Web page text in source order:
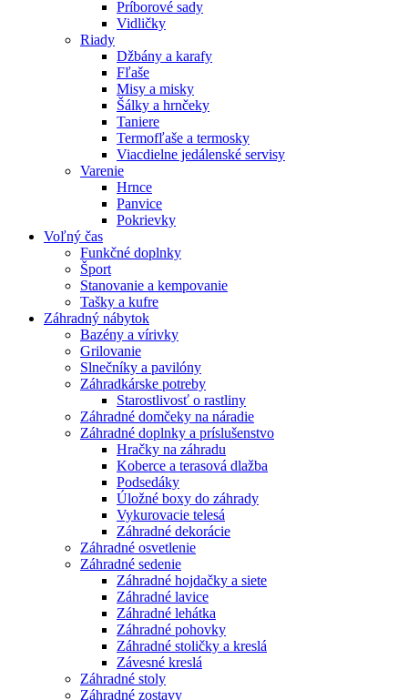
Príborové sady
Vidličky
Riady
Džbány a karafy
Fľaše
Misy a misky
Šálky a hrnčeky
Taniere
Termofľaše a termosky
Viacdielne jedálenské servisy
Varenie
Hrnce
Panvice
Pokrievky
Voľný čas
Funkčné doplnky
Šport
Stanovanie a kempovanie
Tašky a kufre
Záhradný nábytok
Bazény a vírivky
Grilovanie
Slnečníky a pavilóny
Záhradkárske potreby
Starostlivosť o rastliny
Záhradné domčeky na náradie
Záhradné doplnky a príslušenstvo
Hračky na záhradu
Koberce a terasová dlažba
Podsedáky
Úložné boxy do záhrady
Vykurovacie telesá
Záhradné dekorácie
Záhradné osvetlenie
Záhradné sedenie
Záhradné hojdačky a siete
Záhradné lavice
Záhradné lehátka
Záhradné pohovky
Záhradné stoličky a kreslá
Závesné kreslá
Záhradné stoly
Záhradné zostavy